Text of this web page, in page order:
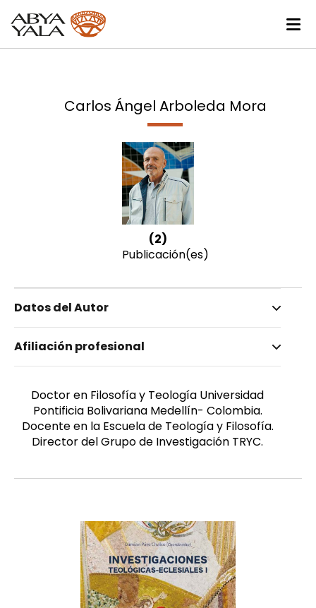
Carlos Ángel Arboleda Mora
(2)
Publicación(es)
Datos del Autor
Arboleda Mora, Carlos Ángel
Masculino
Afiliación profesional
Doctor en Filosofía y Teología Universidad
Pontificia Bolivariana Medellín- Colombia.
Docente en la Escuela de Teología y Filosofía.
Director del Grupo de Investigación TRYC.